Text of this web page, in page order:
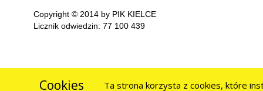
Copyright © 2014 by PIK KIELCE
Licznik odwiedzin: 77 100 439
Cookies Ta strona korzysta z cookies, które